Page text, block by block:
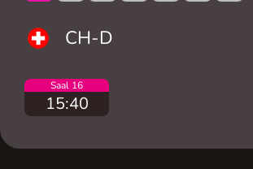
CH-D
Saal 16
15:40